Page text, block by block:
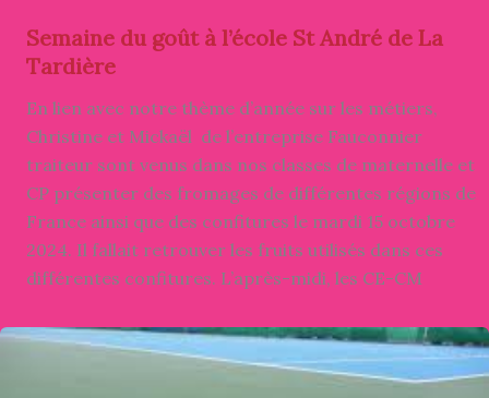
Semaine du goût à l’école St André de La
Tardière
En lien avec notre thème d’année sur les métiers,
Christine et Mickaël de l’entreprise Fauconnier
traiteur sont venus dans nos classes de maternelle et
CP présenter des fromages de différentes régions de
France ainsi que des confitures le mardi 15 octobre
2024. Il fallait retrouver les fruits utilisés dans ces
différentes confitures. L’après-midi, les CE-CM